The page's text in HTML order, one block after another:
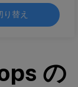
り替え
の